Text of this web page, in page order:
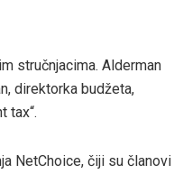
stručnjacima. Alderman
direktorka budžeta,
tax“.
NetChoice, čiji su članovi